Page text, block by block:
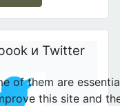
и Twitter
of them are
this site and